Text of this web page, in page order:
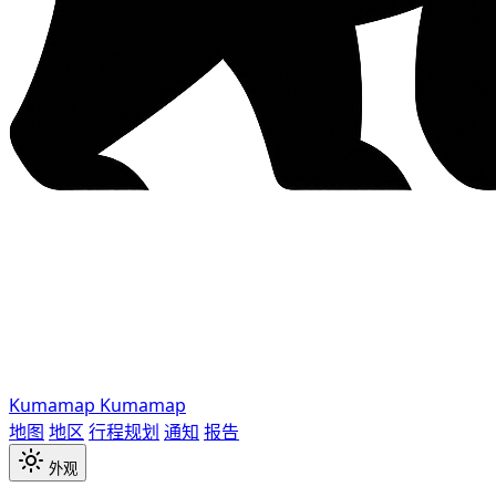
Kumamap Kumamap
地图 地区 行程规划 通知 报告
外观